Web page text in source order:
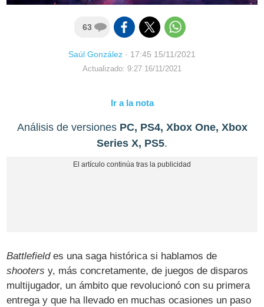
63
Saúl González · 17:45 15/11/2021
Actualizado: 9:27 16/11/2021
Ir a la nota
Análisis de versiones PC, PS4, Xbox One, Xbox
Series X, PS5.
Battlefieldes una saga histórica si hablamos de
shooters y, más concretamente, de juegos de disparos
multijugador, un ámbito que revolucionó con su primera
entrega y que ha llevado en muchas ocasiones un paso